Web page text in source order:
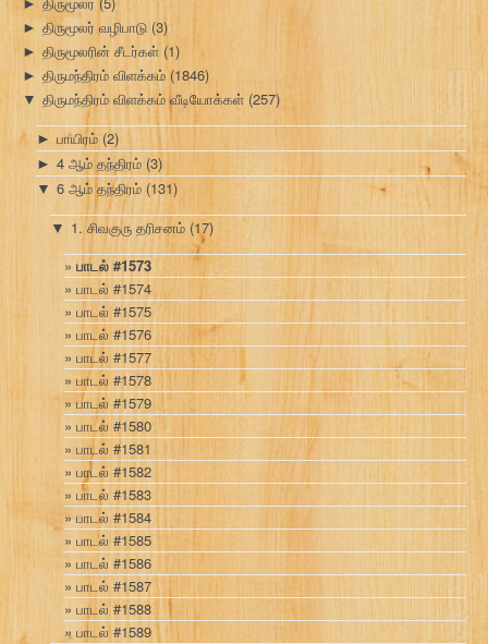
► திருமூலர் வழிபாடு (3)
► திருமூலரின் சீடர்கள் (1)
► திருமந்திரம் விளக்கம் (1846)
▼ திருமந்திரம் விளக்கம் வீடியோக்கள் (257)
► பாயிரம் (2)
► 4 ஆம் தந்திரம் (3)
▼ 6 ஆம் தந்திரம் (131)
▼ 1. சிவகுரு தரிசனம் (17)
பாடல் #1573
பாடல் #1574
பாடல் #1575
பாடல் #1576
பாடல் #1577
பாடல் #1578
பாடல் #1579
பாடல் #1580
பாடல் #1581
பாடல் #1582
பாடல் #1583
பாடல் #1584
பாடல் #1585
பாடல் #1586
பாடல் #1587
பாடல் #1588
பாடல் #1589